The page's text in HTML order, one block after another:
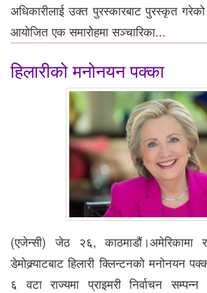
अधिकारीलाई उक्त पुरस्कारबाट पुरस्कृत गरेको
आयोजित एक समारोहमा सञ्चारिका...
हिलारीको मनोनयन पक्का
(एजेन्सी) जेठ २६, काठमाडौं।अमेरिकामा
डेमोक्र्याटबाट हिलारी क्लिन्टनको मनोनयन
६ वटा राज्यमा प्राइमरी निर्वाचन